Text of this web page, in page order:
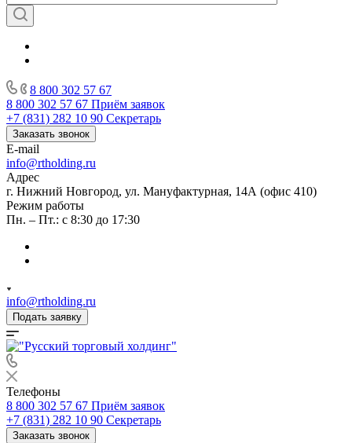
8 800 302 57 67
8 800 302 57 67 Приём заявок
+7 (831) 282 10 90 Секретарь
Заказать звонок
E-mail
info@rtholding.ru
Адрес
г. Нижний Новгород, ул. Мануфактурная, 14А (офис 410)
Режим работы
Пн. – Пт.: с 8:30 до 17:30
info@rtholding.ru
Подать заявку
Телефоны
8 800 302 57 67 Приём заявок
+7 (831) 282 10 90 Секретарь
Заказать звонок